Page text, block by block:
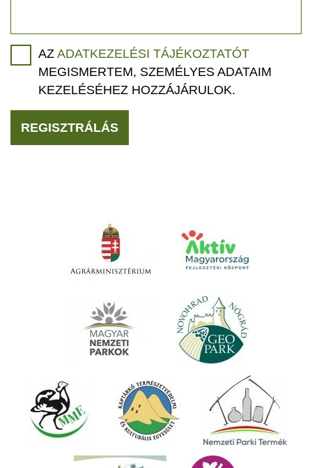
AZ ADATKEZELÉSI TÁJÉKOZTATÓT
MEGISMERTEM, SZEMÉLYES ADATAIM
KEZELÉSÉHEZ HOZZÁJÁRULOK.
REGISZTRÁLÁS